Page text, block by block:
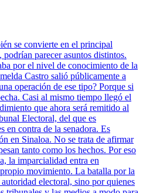
se convierte en el principal
parecer asuntos distintos.
por el nivel de conocimiento de la
Castro salió públicamente a
operación de ese tipo? Porque si
Casi al mismo tiempo llegó el
que ahora será remitido al
Electoral, del que es
en contra de la senadora. Es
en Sinaloa. No se trata de afirmar
tanto como los hechos. Por eso
la imparcialidad entra en
movimiento. La batalla por la
electoral, sino por quienes